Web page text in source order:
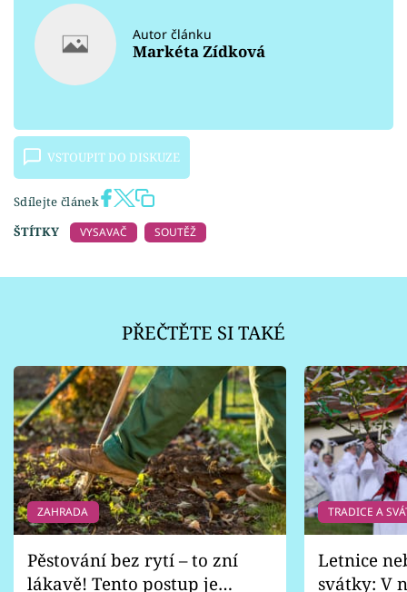
Autor článku
Markéta Zídková
VSTOUPIT DO DISKUZE
Sdílejte článek
ŠTÍTKY
VYSAVAČ SOUTĚŽ
PŘEČTĚTE SI TAKÉ
ZAHRADA
Pěstování bez rytí – to zní
lákavě! Tento postup je
TRADICE A
Letnice
svátky: V